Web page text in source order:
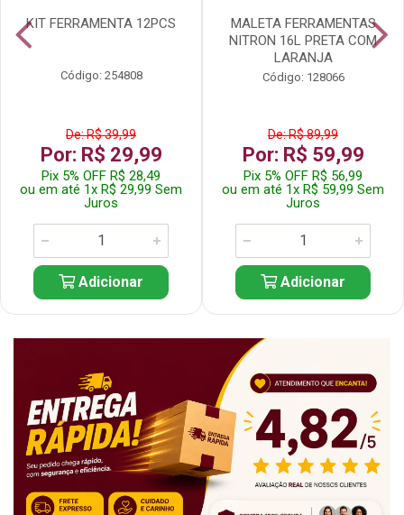
KIT FERRAMENTA 12PCS
Código: 254808
De: R$ 39,99
Por: R$ 29,99
Pix 5% OFF R$ 28,49
ou em até 1x R$ 29,99 Sem
Juros
Adicionar
MALETA FERRAMENTAS
NITRON 16L PRETA COM
LARANJA
Código: 128066
De: R$ 89,99
Por: R$ 59,99
Pix 5% OFF R$ 56,99
ou em até 1x R$ 59,99 Sem
Juros
Adicionar